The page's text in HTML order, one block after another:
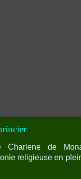
de
religieuse en